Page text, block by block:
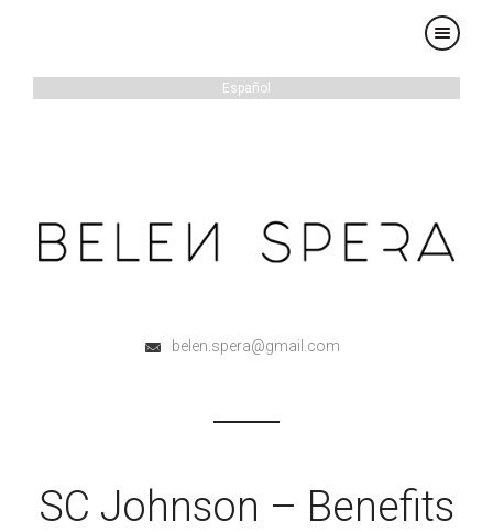
×
Español
belen.spera@gmail.com
SC Johnson – Benefits